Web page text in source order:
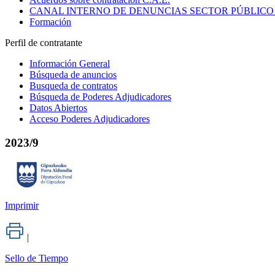
CANAL INTERNO DE DENUNCIAS SECTOR
Formación
Perfil de contratante
Información General
Búsqueda de anuncios
Busqueda de contratos
Búsqueda de Poderes Adjudicadores
Datos Abiertos
Acceso Poderes Adjudicadores
2023/9
Imprimir
|
Sello de Tiempo